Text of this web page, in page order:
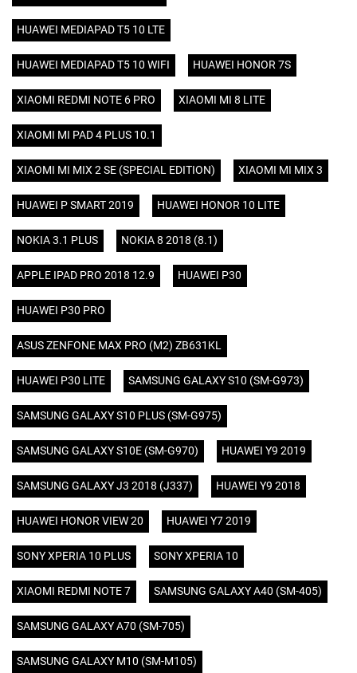
HUAWEI MEDIAPAD T5 10 LTE
HUAWEI MEDIAPAD T5 10 WIFI HUAWEI HONOR 7S
XIAOMI REDMI NOTE 6 PRO XIAOMI MI 8 LITE
XIAOMI MI PAD 4 PLUS 10.1
XIAOMI MI MIX 2 SE (SPECIAL EDITION) XIAOMI MI MIX 3
HUAWEI P SMART 2019 HUAWEI HONOR 10 LITE
NOKIA 3.1 PLUS NOKIA 8 2018 (8.1)
APPLE IPAD PRO 2018 12.9 HUAWEI P30
HUAWEI P30 PRO
ASUS ZENFONE MAX PRO (M2) ZB631KL
HUAWEI P30 LITE SAMSUNG GALAXY S10 (SM-G973)
SAMSUNG GALAXY S10 PLUS (SM-G975)
SAMSUNG GALAXY S10E (SM-G970) HUAWEI Y9 2019
SAMSUNG GALAXY J3 2018 (J337) HUAWEI Y9 2018
HUAWEI HONOR VIEW 20 HUAWEI Y7 2019
SONY XPERIA 10 PLUS SONY XPERIA 10
XIAOMI REDMI NOTE 7 SAMSUNG GALAXY A40 (SM-405)
SAMSUNG GALAXY A70 (SM-705)
SAMSUNG GALAXY M10 (SM-M105)